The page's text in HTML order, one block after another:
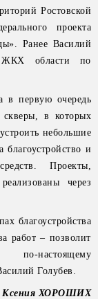
Ростовской
проекта
Ранее Василий
ЖКХ области по
в первую очередь
в которых
небольшие
и
Проекты,
через
благоустройства
работ – позволит
по-настоящему
Голубев.
Ксения ХОРОШИХ